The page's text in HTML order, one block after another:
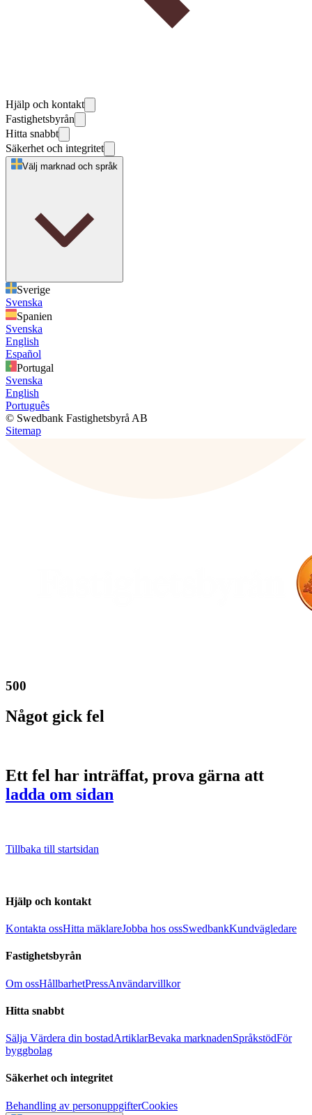
Hjälp och kontakt
Fastighetsbyrån
Hitta snabbt
Säkerhet och integritet
Välj marknad och språk
Sverige
Svenska
Spanien
Svenska
English
Español
Portugal
Svenska
English
Português
© Swedbank Fastighetsbyrå AB
Sitemap
500
Något gick fel
Ett fel har inträffat, prova gärna att
ladda om sidan
Tillbaka till startsidan
Hjälp och kontakt
Kontakta ossHitta mäklareJobba hos ossSwedbankKundvägledare
Fastighetsbyrån
Om ossHållbarhetPressAnvändarvillkor
Hitta snabbt
Sälja Värdera din bostadArtiklarBevaka marknadenSpråkstödFör
byggbolag
Säkerhet och integritet
Behandling av personuppgifterCookies